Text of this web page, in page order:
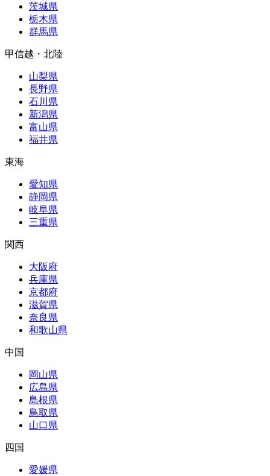
茨城県
栃木県
群馬県
甲信越・北陸
山梨県
長野県
石川県
新潟県
富山県
福井県
東海
愛知県
静岡県
岐阜県
三重県
関西
大阪府
兵庫県
京都府
滋賀県
奈良県
和歌山県
中国
岡山県
広島県
島根県
鳥取県
山口県
四国
愛媛県